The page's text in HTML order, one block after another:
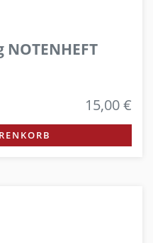
15,00 €